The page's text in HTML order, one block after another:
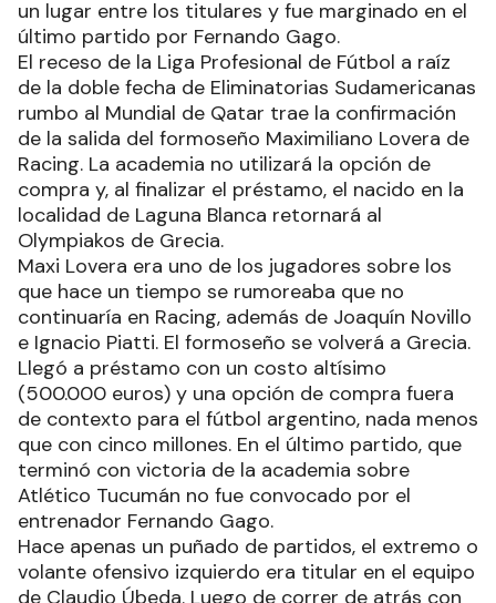
un lugar entre los titulares y fue marginado en el
último partido por Fernando Gago.
El receso de la Liga Profesional de Fútbol a raíz
de la doble fecha de Eliminatorias Sudamericanas
rumbo al Mundial de Qatar trae la confirmación
de la salida del formoseño Maximiliano Lovera de
Racing. La academia no utilizará la opción de
compra y, al finalizar el préstamo, el nacido en la
localidad de Laguna Blanca retornará al
Olympiakos de Grecia.
Maxi Lovera era uno de los jugadores sobre los
que hace un tiempo se rumoreaba que no
continuaría en Racing, además de Joaquín Novillo
e Ignacio Piatti. El formoseño se volverá a Grecia.
Llegó a préstamo con un costo altísimo
(500.000 euros) y una opción de compra fuera
de contexto para el fútbol argentino, nada menos
que con cinco millones. En el último partido, que
terminó con victoria de la academia sobre
Atlético Tucumán no fue convocado por el
entrenador Fernando Gago.
Hace apenas un puñado de partidos, el extremo o
volante ofensivo izquierdo era titular en el equipo
de Claudio Úbeda. Luego de correr de atrás con